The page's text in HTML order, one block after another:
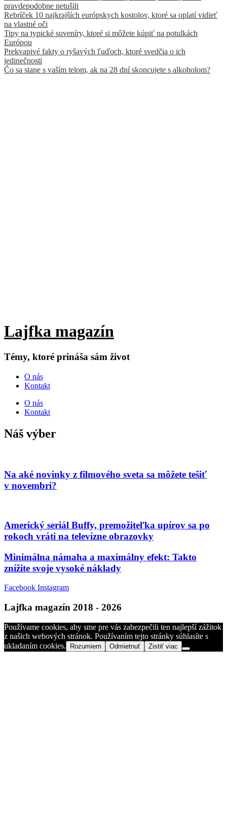
pravdepodobne netušili
Rebríček 10 najkrajších európskych kostolov, ktoré sa oplatí vidieť
na vlastné oči
Tipy na typické suveníry, ktoré si môžete kúpiť na potulkách
Európou
Prekvapivé fakty o ryšavých ľuďoch, ktoré svedčia o ich
jedinečnosti
Čo sa stane s vaším telom, ak na 28 dní skoncujete s alkoholom?
Lajfka magazín
Témy, ktoré prináša sám život
O nás
Kontakt
O nás
Kontakt
Náš výber
Na aké novinky z filmového sveta sa môžete tešiť
v novembri?
Americký seriál Buffy, premožiteľka upírov sa po
rokoch vráti na televízne obrazovky
Minimálna námaha a maximálny efekt: Takto
znížite svoje vysoké náklady
Facebook Instagram
Lajfka magazín 2018 - 2026
Používame cookies, aby sme pre vás zabezpečili ten najlepší zážitok
z našich webových stránok. Používaním tejto stránky súhlasíte s
ukladaním cookies.
Rozumiem Odmietnuť Zistiť viac